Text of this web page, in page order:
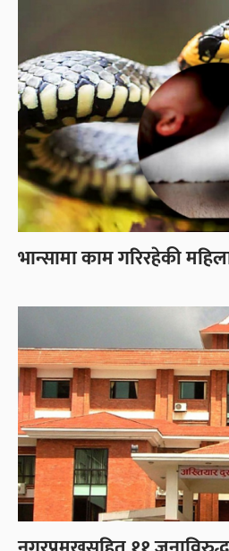
भान्सामा काम गरिरहेकी